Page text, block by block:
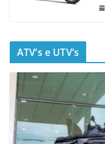
ATV’s e UTV’s